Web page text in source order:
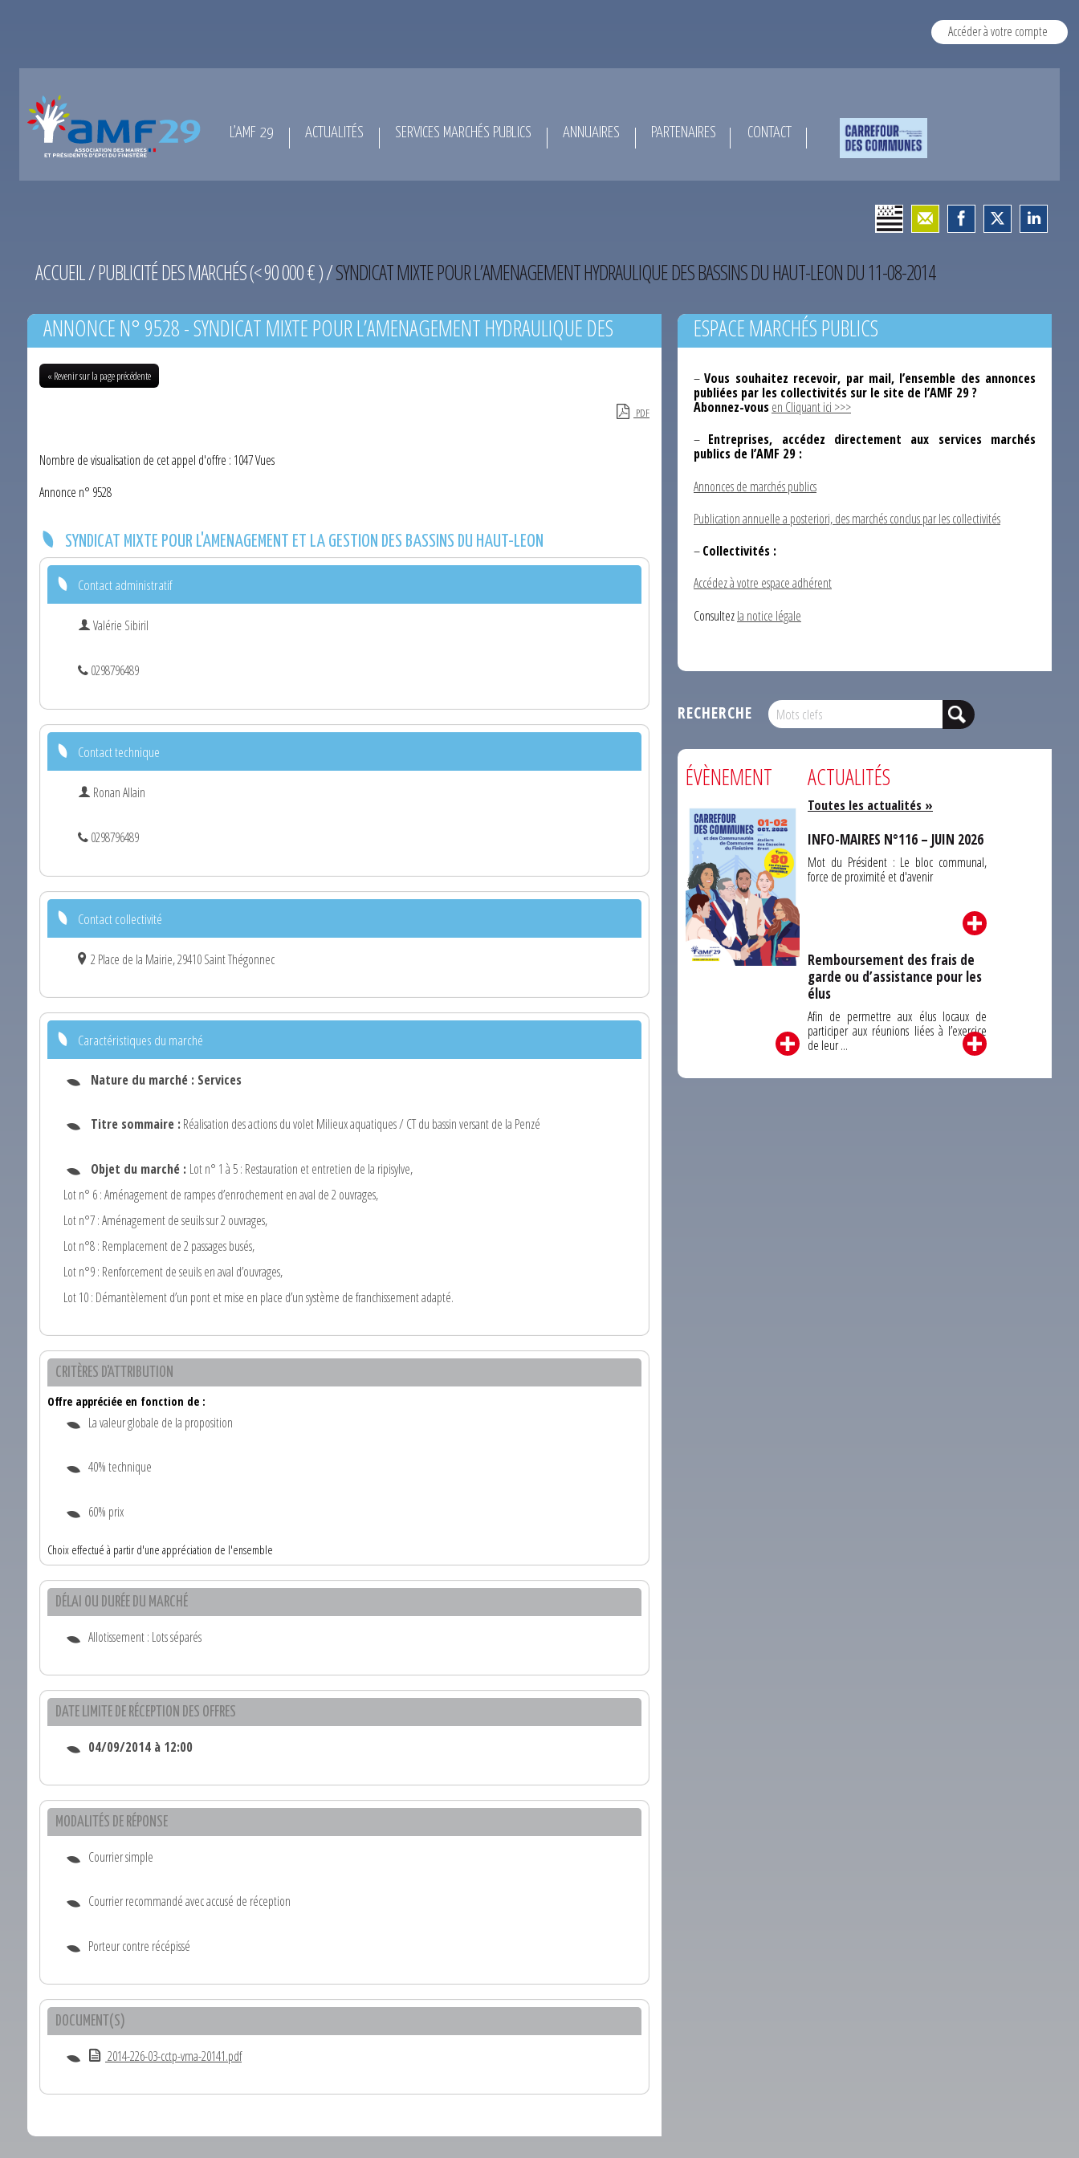
Accéder à votre compte
L’AMF 29 ACTUALITÉS SERVICES MARCHÉS PUBLICS ANNUAIRES PARTENAIRES CONTACT
ACCUEIL/PUBLICITÉ DES MARCHÉS (< 90 000 € )/SYNDICAT MIXTE POUR L’AMENAGEMENT HYDRAULIQUE DES BASSINS DU HAUT-LEON DU 11-08-2014
ANNONCE N° 9528 - SYNDICAT MIXTE POUR L’AMENAGEMENT HYDRAULIQUE DES
BASSINS DU HAUT-LEON DU 11-08-2014
« Revenir sur la page précédente
PDF
Nombre de visualisation de cet appel d'offre : 1047 Vues
Annonce n° 9528
SYNDICAT MIXTE POUR L'AMENAGEMENT ET LA GESTION DES BASSINS DU HAUT-LEON
Contact administratif
Valérie Sibiril
0298796489
Contact technique
Ronan Allain
0298796489
Contact collectivité
2 Place de la Mairie, 29410 Saint Thégonnec
Caractéristiques du marché
Nature du marché : Services
Titre sommaire : Réalisation des actions du volet Milieux aquatiques / CT du bassin versant de la Penzé
Objet du marché : Lot n° 1 à 5 : Restauration et entretien de la ripisylve,
Lot n° 6 : Aménagement de rampes d’enrochement en aval de 2 ouvrages,
Lot n°7 : Aménagement de seuils sur 2 ouvrages,
Lot n°8 : Remplacement de 2 passages busés,
Lot n°9 : Renforcement de seuils en aval d’ouvrages,
Lot 10 : Démantèlement d’un pont et mise en place d’un système de franchissement adapté.
CRITÈRES D'ATTRIBUTION
Offre appréciée en fonction de :
La valeur globale de la proposition
40% technique
60% prix
Choix effectué à partir d'une appréciation de l'ensemble
DÉLAI OU DURÉE DU MARCHÉ
Allotissement : Lots séparés
DATE LIMITE DE RÉCEPTION DES OFFRES
04/09/2014 à 12:00
MODALITÉS DE RÉPONSE
Courrier simple
Courrier recommandé avec accusé de réception
Porteur contre récépissé
DOCUMENT(S)
2014-226-03-cctp-vma-20141.pdf
ESPACE MARCHÉS PUBLICS
–Vous souhaitez recevoir, par mail, l’ensemble des annonces
publiées par les collectivités sur le site de l’AMF 29 ?
Abonnez-vousen Cliquant ici >>>
– Entreprises, accédez directement aux services marchés
publics de l’AMF 29 :
Annonces de marchés publics
Publication annuelle a posteriori, des marchés conclus par les collectivités
–Collectivités :
Accédez à votre espace adhérent
Consultezla notice légale
RECHERCHE
ÉVÈNEMENT ACTUALITÉS
Toutes les actualités »
INFO-MAIRES N°116 – JUIN 2026
Mot du Président : Le bloc communal,
force de proximité et d'avenir
Remboursement des frais de
garde ou d’assistance pour les
élus
Afin de permettre aux élus locaux de
participer aux réunions liées à l’exercice
de leur ...